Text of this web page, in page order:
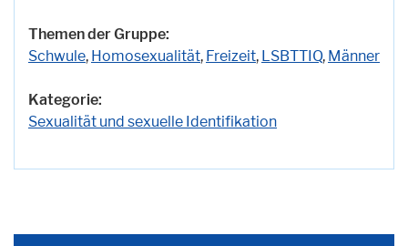
Themen der Gruppe:
Schwule, Homosexualität, Freizeit, LSBTTIQ, Männer
Kategorie:
Sexualität und sexuelle Identifikation